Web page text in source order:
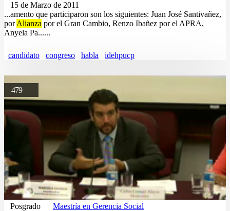
15 de Marzo de 2011
...amento que participaron son los siguientes: Juan José Santivañez,
porAlianza por el Gran Cambio, Renzo Ibañez por el APRA,
Anyela Pa......
candidato congreso habla idehpucp
479
Posgrado Maestría en Gerencia Social